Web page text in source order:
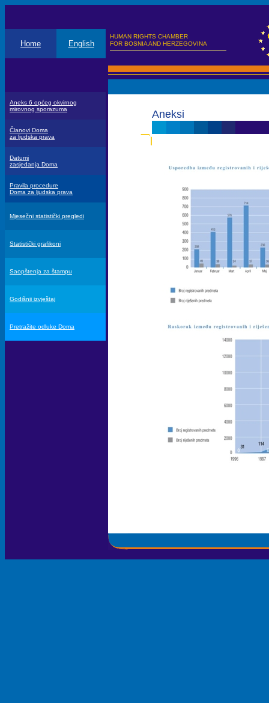
HUMAN RIGHTS CHAMBER
FOR BOSNIA AND HERZEGOVINA
Home English
Aneks 6 općeg okvirnog
mirovnog sporazuma
Članovi Doma
za ljudska prava
Datumi
zasjedanja Doma
Pravila procedure
Doma za ljudska prava
Mjesečni statistički pregledi
Statistički grafikoni
Saopštenja za štampu
Godišnji izvještaj
Pretražite odluke Doma
Aneksi